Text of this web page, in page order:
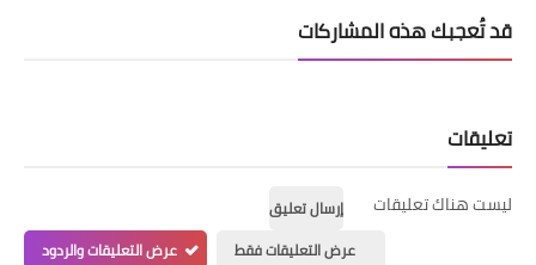
قد تُعجبك هذه المشاركات
تعليقات
ليست هناك تعليقات
إرسال تعليق
عرض التعليقات فقط
عرض التعليقات والردود